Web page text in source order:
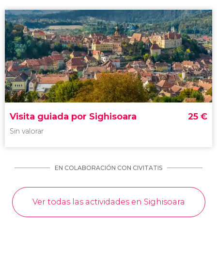
Visita guiada por Sighisoara
Sin valorar
25 €
Sin valorar
Sighisoara
ciudad natal del conde Drácula
EN COLABORACIÓN CON CIVITATIS
Ver todas las actividades en Sighisoara